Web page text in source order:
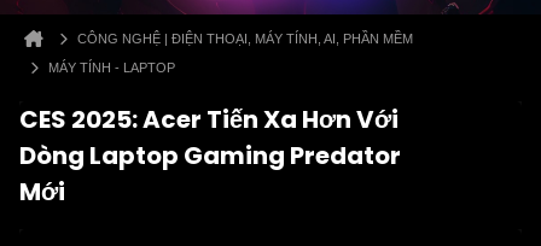
CÔNG NGHỆ | ĐIỆN THOẠI, MÁY TÍNH, AI, PHẦN MỀM
MÁY TÍNH - LAPTOP
CES 2025: Acer Tiến Xa Hơn Với
Dòng Laptop Gaming Predator
Mới